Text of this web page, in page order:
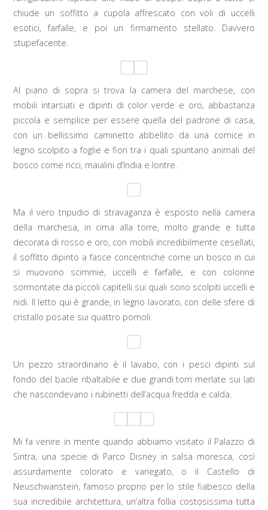
chiude un soffitto a cupola affrescato con voli di uccelli
esotici, farfalle, e poi un firmamento stellato. Davvero
stupefacente.
Al piano di sopra si trova la camera del marchese, con
mobili intarsiati e dipinti di color verde e oro, abbastanza
piccola e semplice per essere quella del padrone di casa,
con un bellissimo caminetto abbellito da una cornice in
legno scolpito a foglie e fiori tra i quali spuntano animali del
bosco come ricci, maialini d’India e lontre.
Ma il vero tripudio di stravaganza è esposto nella camera
della marchesa, in cima alla torre, molto grande e tutta
decorata di rosso e oro, con mobili incredibilmente cesellati,
il soffitto dipinto a fasce concentriche come un bosco in cui
si muovono scimmie, uccelli e farfalle, e con colonne
sormontate da piccoli capitelli sui quali sono scolpiti uccelli e
nidi. Il letto qui è grande, in legno lavorato, con delle sfere di
cristallo posate sui quattro pomoli.
Un pezzo straordinario è il lavabo, con i pesci dipinti sul
fondo del bacile ribaltabile e due grandi torri merlate sui lati
che nascondevano i rubinetti dell’acqua fredda e calda.
Mi fa venire in mente quando abbiamo visitato il Palazzo di
Sintra, una specie di Parco Disney in salsa moresca, così
assurdamente colorato e variegato, o il Castello di
Neuschwanstein, famoso proprio per lo stile fiabesco della
sua incredibile architettura, un’altra follia costosissima tutta